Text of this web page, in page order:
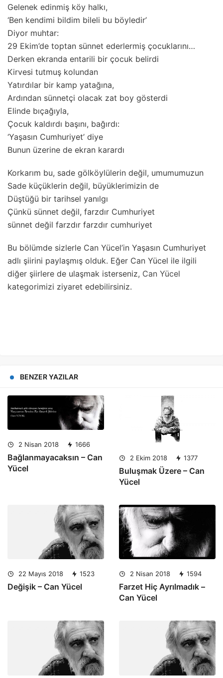
Gelenek edinmiş köy halkı,
‘Ben kendimi bildim bileli bu böyledir’
Diyor muhtar:
29 Ekim’de toptan sünnet ederlermiş çocuklarını…
Derken ekranda entarili bir çocuk belirdi
Kirvesi tutmuş kolundan
Yatırdılar bir kamp yatağına,
Ardından sünnetçi olacak zat boy gösterdi
Elinde bıçağıyla,
Çocuk kaldırdı başını, bağırdı:
‘Yaşasın Cumhuriyet’ diye
Bunun üzerine de ekran karardı
Korkarım bu, sade gölköylülerin değil, umumumuzun
Sade küçüklerin değil, büyüklerimizin de
Düştüğü bir tarihsel yanılgı
Çünkü sünnet değil, farzdır Cumhuriyet
sünnet değil farzdır farzdır cumhuriyet
Bu bölümde sizlerle Can Yücel’in Yaşasın Cumhuriyet
adlı şiirini paylaşmış olduk. Eğer Can Yücel ile ilgili
diğer şiirlere de ulaşmak isterseniz, Can Yücel
kategorimizi ziyaret edebilirsiniz.
BENZER YAZILAR
2 Nisan 2018 1666
Bağlanmayacaksın – Can
Yücel
2 Ekim 2018 1377
Buluşmak Üzere – Can
Yücel
22 Mayıs 2018 1523
Değişik – Can Yücel
2 Nisan 2018 1594
Farzet Hiç Ayrılmadık –
Can Yücel